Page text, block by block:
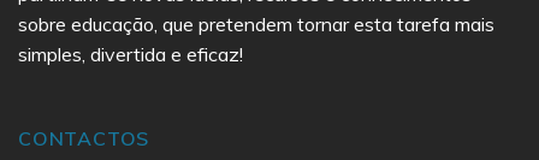
sobre educação, que pretendem tornar esta tarefa mais
simples, divertida e eficaz!
CONTACTOS